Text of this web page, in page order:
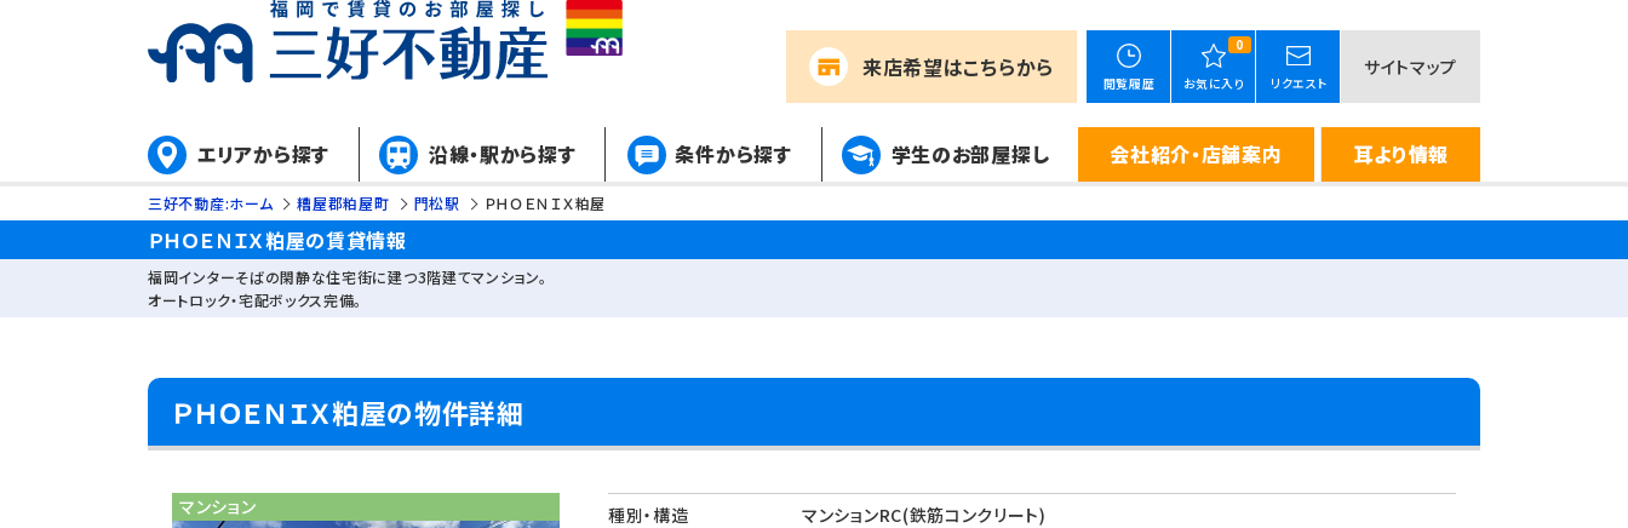
来店希望はこちらから
閲覧履歴
0
お気に入り リクエスト
サイトマップ
エリアから探す 沿線・駅から探す 条件から探す 学生のお部屋探し 会社紹介・店舗案内 耳より情報
三好不動産:ホーム 糟屋郡粕屋町 門松駅 ＰＨＯＥＮＩＸ粕屋
ＰＨＯＥＮＩＸ粕屋の賃貸情報
福岡インターそばの閑静な住宅街に建つ3階建てマンション。
オートロック・宅配ボックス完備。
ＰＨＯＥＮＩＸ粕屋の物件詳細
マンション 種別・構造
マンションRC(鉄筋コンクリート)